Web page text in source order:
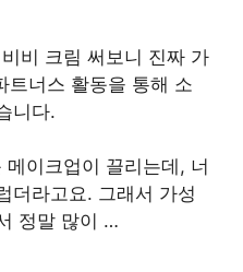
비 크림 써보니 진짜 가
트너스 활동을 통해 소
니다.
이크업이 끌리는데, 너
더라고요. 그래서 가성
정말 많이 …